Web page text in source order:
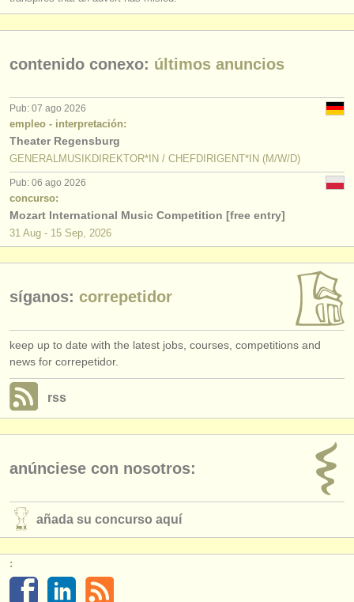
conservatorios
jóvenes orquestas
musicalchairs:
acerca de musicalchairs
contáctenos
noticias sobre música clásica
ATS faq
iniciar sesión
degree courses: dirección
contenido conexo: últimos anuncios
Pub: 07 ago 2026
empleo - interpretación:
Theater Regensburg
GENERALMUSIKDIREKTOR*IN / CHEFDIRIGENT*IN (M/W/D)
Pub: 06 ago 2026
concurso:
Mozart International Music Competition [free entry]
31 Aug - 15 Sep, 2026
síganos: correpetidor
keep up to date with the latest jobs, courses, competitions and
news for correpetidor.
rss
anúnciese con nosotros:
añada su concurso aquí
: